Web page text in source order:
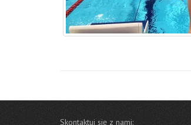
Skontaktuj się z nami: